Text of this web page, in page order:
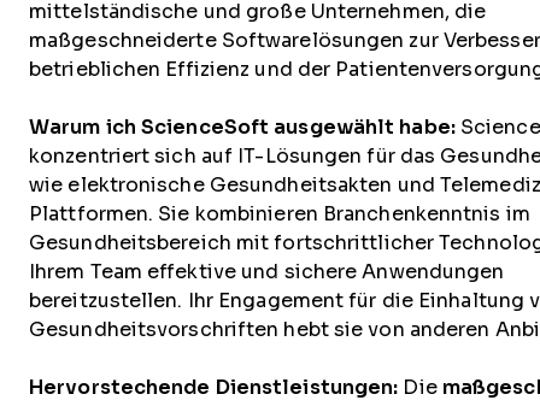
mittelständische und große Unternehmen, die
maßgeschneiderte Softwarelösungen zur
betrieblichen Effizienz und der
Warum ich ScienceSoft ausgewählt habe:
konzentriert sich auf IT-Lösungen für das
wie elektronische Gesundheitsakten und
Plattformen. Sie kombinieren Branchenkenntnis im
Gesundheitsbereich mit fortschrittlicher
Ihrem Team effektive und sichere Anwendungen
bereitzustellen. Ihr Engagement für die Einhaltung
Gesundheitsvorschriften hebt sie von anderen
Hervorstechende Dienstleistungen: Die